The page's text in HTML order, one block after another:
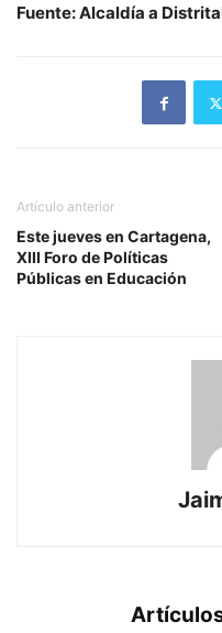
Fuente: Alcaldía a
Artículo anterior
Este jueves en Cartagena,
XIII Foro de Políticas
Públicas en Educación